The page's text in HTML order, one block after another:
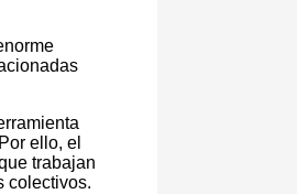
ello, el
trabajan
colectivos.